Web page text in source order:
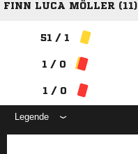
FINN LUCA MÖLLER (11)
51 / 1
1 / 0
1 / 0
Legende